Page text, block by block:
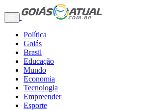
Política
Goiás
Brasil
Educação
Mundo
Economia
Tecnologia
Empreender
Esporte